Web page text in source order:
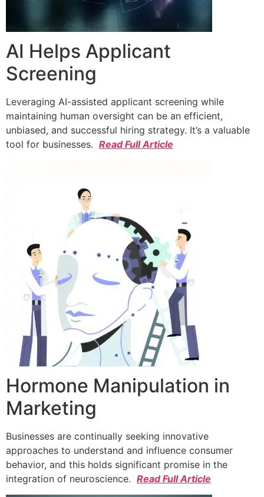
AI Helps Applicant
Screening
Leveraging AI-assisted applicant screening while
maintaining human oversight can be an efficient,
unbiased, and successful hiring strategy. It’s a valuable
tool for businesses. Read Full Article
Hormone Manipulation in
Marketing
Businesses are continually seeking innovative
approaches to understand and influence consumer
behavior, and this holds significant promise in the
integration of neuroscience. Read Full Article